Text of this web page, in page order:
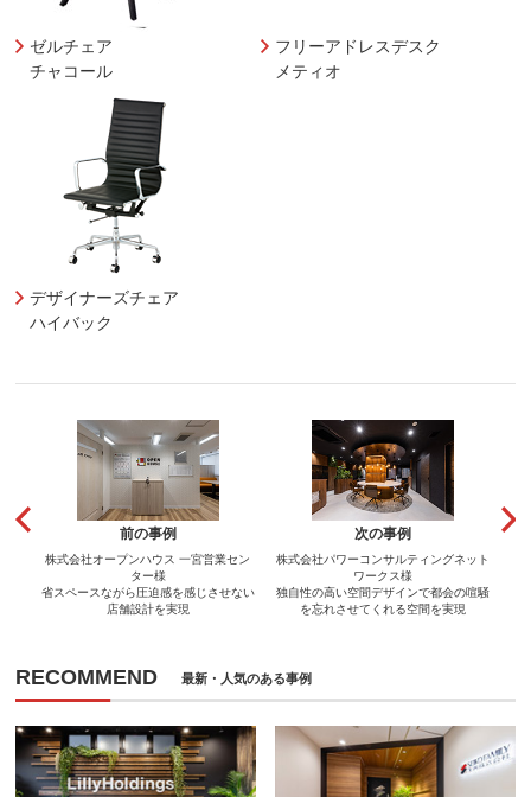
ゼルチェア
チャコール
フリーアドレスデスク
メティオ
デザイナーズチェア
ハイバック
前の事例
株式会社オープンハウス 一宮営業セン
ター様
省スペースながら圧迫感を感じさせない
店舗設計を実現
次の事例
株式会社パワーコンサルティングネット
ワークス様
独自性の高い空間デザインで都会の喧騒
を忘れさせてくれる空間を実現
RECOMMEND 最新・人気のある事例